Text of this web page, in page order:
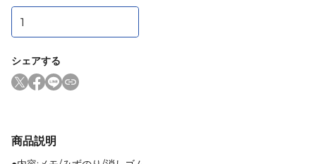
シェアする
商品説明